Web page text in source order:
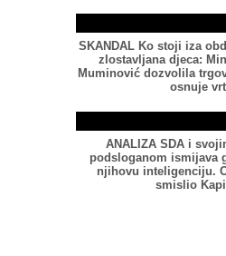
SKANDAL Ko stoji iza
zlostavljana djeca:
Muminović dozvolila
osnuje
ANALIZA SDA i
podsloganom ismijava
njihovu inteligenciju.
smislio